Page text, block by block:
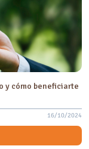
y cómo beneficiarte
16/10/2024